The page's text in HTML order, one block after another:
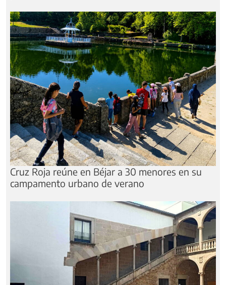
Cruz Roja reúne en Béjar a 30 menores en su
campamento urbano de verano